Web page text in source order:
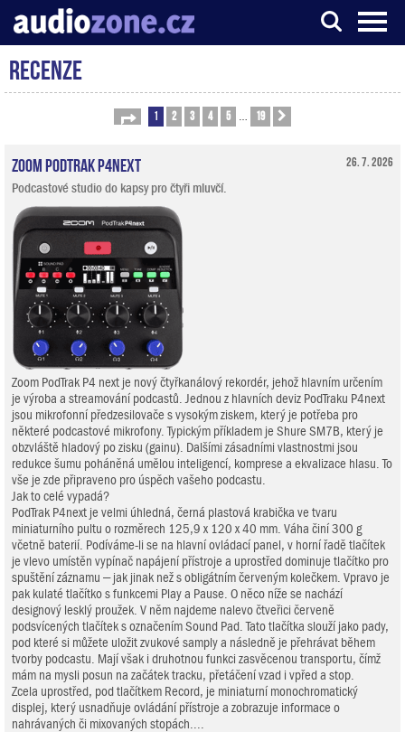
Server o digitálním zpracování zvuku
Recenze
Stránka 1z 19
1 2 3 4 5 19
26. 7. 2026
Zoom PodTrak P4next
Podcastové studio do kapsy pro čtyři mluvčí.
Zoom PodTrak P4 next je nový čtyřkanálový rekordér, jehož hlavním určením
je výroba a streamování podcastů. Jednou z hlavních deviz PodTraku P4next
jsou mikrofonní předzesilovače s vysokým ziskem, který je potřeba pro
některé podcastové mikrofony. Typickým příkladem je Shure SM7B, který je
obzvláště hladový po zisku (gainu). Dalšími zásadními vlastnostmi jsou
redukce šumu poháněná umělou inteligencí, komprese a ekvalizace hlasu. To
vše je zde připraveno pro úspěch vašeho podcastu.
Jak to celé vypadá?
PodTrak P4next je velmi úhledná, černá plastová krabička ve tvaru
miniaturního pultu o rozměrech 125,9 x 120 x 40 mm. Váha činí 300 g
včetně baterií. Podíváme-li se na hlavní ovládací panel, v horní řadě tlačítek
je vlevo umístěn vypínač napájení přístroje a uprostřed dominuje tlačítko pro
spuštění záznamu – jak jinak než s obligátním červeným kolečkem. Vpravo je
pak kulaté tlačítko s funkcemi Play a Pause. O něco níže se nachází
designový lesklý proužek. V něm najdeme nalevo čtveřici červeně
podsvícených tlačítek s označením Sound Pad. Tato tlačítka slouží jako pady,
pod které si můžete uložit zvukové samply a následně je přehrávat během
tvorby podcastu. Mají však i druhotnou funkci zasvěcenou transportu, čímž
mám na mysli posun na začátek tracku, přetáčení vzad i vpřed a stop.
Zcela uprostřed, pod tlačítkem Record, je miniaturní monochromatický
displej, který usnadňuje ovládání přístroje a zobrazuje informace o
nahrávaných či mixovaných stopách....